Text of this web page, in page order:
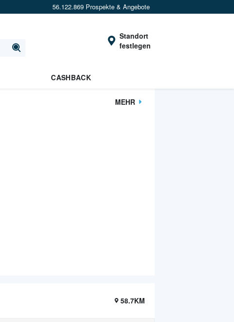
56.122.869 Prospekte & Angebote
Standort
festlegen
CASHBACK
MEHR
58.7KM